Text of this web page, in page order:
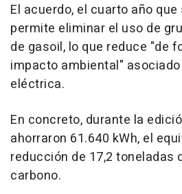
El acuerdo, el cuarto año
permite eliminar el uso de
de gasoil, lo que reduce "de
impacto ambiental"
eléctrica.
En concreto, durante la
ahorraron 61.640 kWh, el
reducción de 17,2 toneladas
carbono.